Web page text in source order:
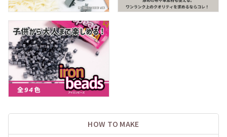
HOW TO MAKE